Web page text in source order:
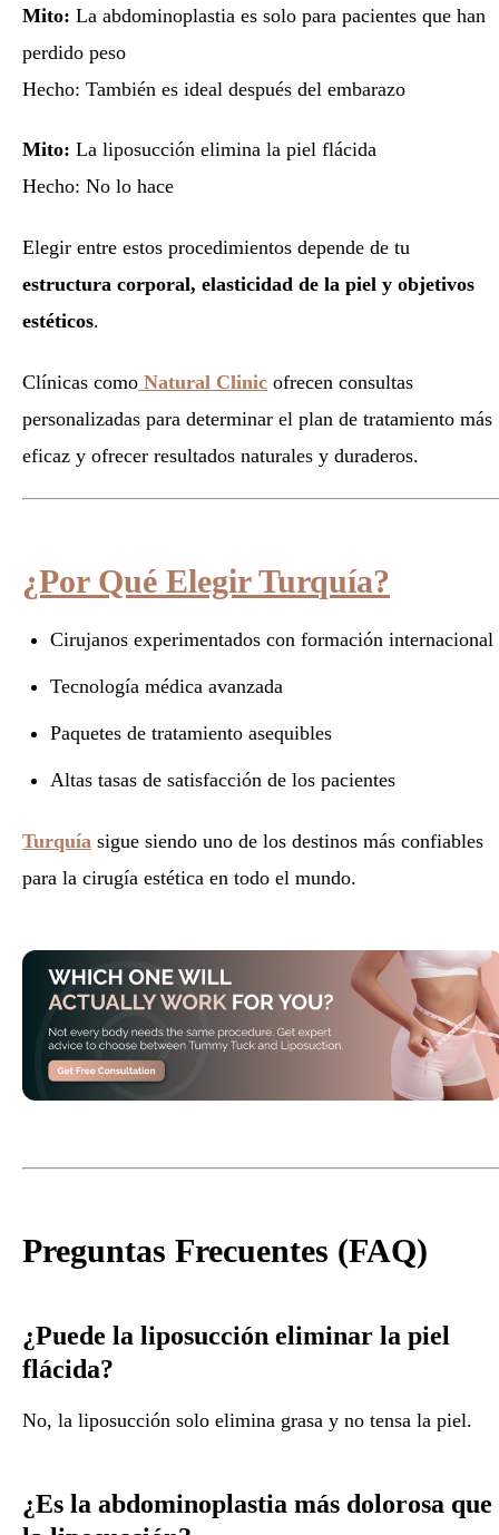
Mito: La abdominoplastia es solo para pacientes que han
perdido peso
Hecho: También es ideal después del embarazo
Mito: La liposucción elimina la piel flácida
Hecho: No lo hace
Elegir entre estos procedimientos depende de tu
estructura corporal, elasticidad de la piel y objetivos
estéticos.
Clínicas como Natural Clinic ofrecen consultas
personalizadas para determinar el plan de tratamiento más
eficaz y ofrecer resultados naturales y duraderos.
¿Por Qué Elegir Turquía?
Cirujanos experimentados con formación internacional
Tecnología médica avanzada
Paquetes de tratamiento asequibles
Altas tasas de satisfacción de los pacientes
Turquía sigue siendo uno de los destinos más confiables
para la cirugía estética en todo el mundo.
Preguntas Frecuentes (FAQ)
¿Puede la liposucción eliminar la piel
flácida?
No, la liposucción solo elimina grasa y no tensa la piel.
¿Es la abdominoplastia más dolorosa que